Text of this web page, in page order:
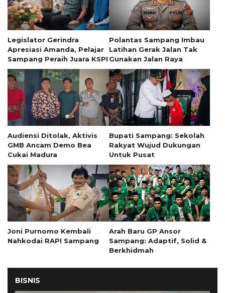
Legislator Gerindra
Apresiasi Amanda, Pelajar
Sampang Peraih Juara KSPI
Polantas Sampang Imbau
Latihan Gerak Jalan Tak
Gunakan Jalan Raya
Audiensi Ditolak, Aktivis
GMB Ancam Demo Bea
Cukai Madura
Bupati Sampang: Sekolah
Rakyat Wujud Dukungan
Untuk Pusat
Joni Purnomo Kembali
Nahkodai RAPI Sampang
Arah Baru GP Ansor
Sampang: Adaptif, Solid &
Berkhidmah
BISNIS